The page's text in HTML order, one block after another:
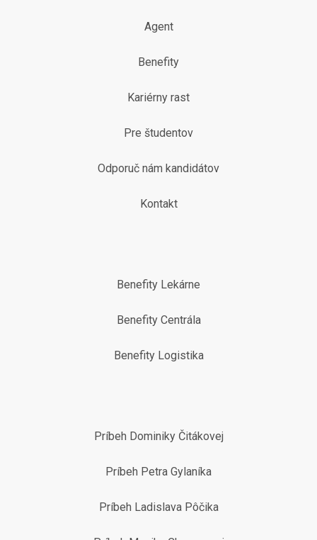
Agent
Benefity
Kariérny rast
Pre študentov
Odporuč nám kandidátov
Kontakt
Benefity Lekárne
Benefity Centrála
Benefity Logistika
Príbeh Dominiky Čitákovej
Príbeh Petra Gylaníka
Príbeh Ladislava Pôčika